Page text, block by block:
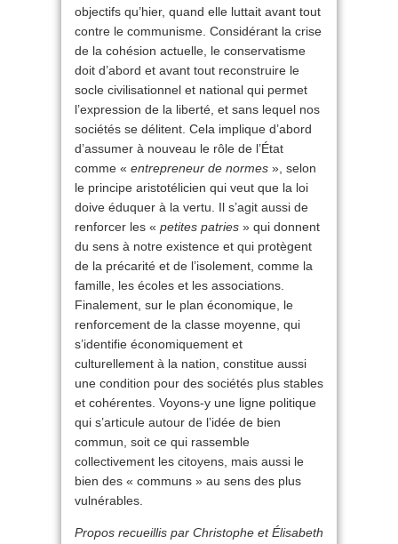
objectifs qu’hier, quand elle luttait avant tout
contre le communisme. Considérant la crise
de la cohésion actuelle, le conservatisme
doit d’abord et avant tout reconstruire le
socle civilisationnel et national qui permet
l’expression de la liberté, et sans lequel nos
sociétés se délitent. Cela implique d’abord
d’assumer à nouveau le rôle de l’État
comme « entrepreneur de normes », selon
le principe aristotélicien qui veut que la loi
doive éduquer à la vertu. Il s’agit aussi de
renforcer les « petites patries » qui donnent
du sens à notre existence et qui protègent
de la précarité et de l’isolement, comme la
famille, les écoles et les associations.
Finalement, sur le plan économique, le
renforcement de la classe moyenne, qui
s’identifie économiquement et
culturellement à la nation, constitue aussi
une condition pour des sociétés plus stables
et cohérentes. Voyons-y une ligne politique
qui s’articule autour de l’idée de bien
commun, soit ce qui rassemble
collectivement les citoyens, mais aussi le
bien des « communs » au sens des plus
vulnérables.
Propos recueillis par Christophe et Élisabeth